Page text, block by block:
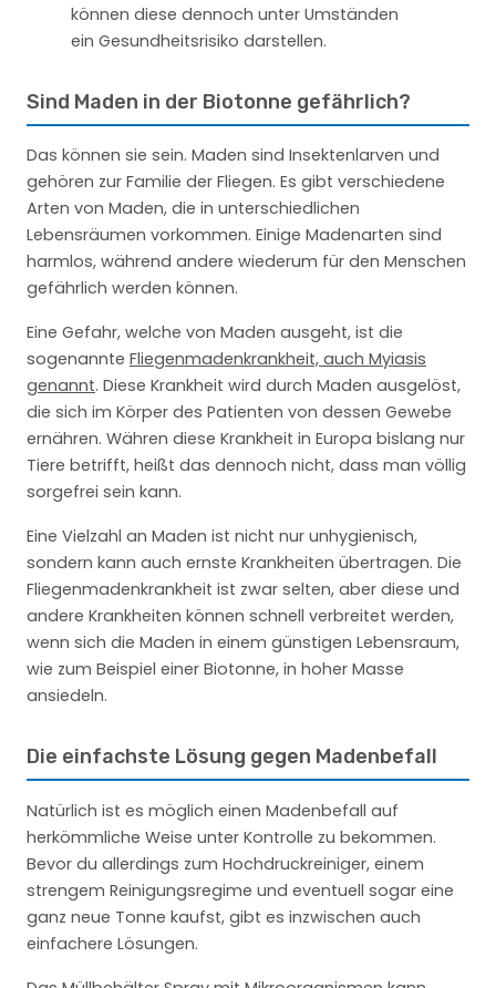
können diese dennoch unter Umständen
ein Gesundheitsrisiko darstellen.
Sind Maden in der Biotonne gefährlich?
Das können sie sein. Maden sind Insektenlarven und
gehören zur Familie der Fliegen. Es gibt verschiedene
Arten von Maden, die in unterschiedlichen
Lebensräumen vorkommen. Einige Madenarten sind
harmlos, während andere wiederum für den Menschen
gefährlich werden können.
Eine Gefahr, welche von Maden ausgeht, ist die
sogenannte Fliegenmadenkrankheit, auch Myiasis
genannt. Diese Krankheit wird durch Maden ausgelöst,
die sich im Körper des Patienten von dessen Gewebe
ernähren. Währen diese Krankheit in Europa bislang nur
Tiere betrifft, heißt das dennoch nicht, dass man völlig
sorgefrei sein kann.
Eine Vielzahl an Maden ist nicht nur unhygienisch,
sondern kann auch ernste Krankheiten übertragen. Die
Fliegenmadenkrankheit ist zwar selten, aber diese und
andere Krankheiten können schnell verbreitet werden,
wenn sich die Maden in einem günstigen Lebensraum,
wie zum Beispiel einer Biotonne, in hoher Masse
ansiedeln.
Die einfachste Lösung gegen Madenbefall
Natürlich ist es möglich einen Madenbefall auf
herkömmliche Weise unter Kontrolle zu bekommen.
Bevor du allerdings zum Hochdruckreiniger, einem
strengem Reinigungsregime und eventuell sogar eine
ganz neue Tonne kaufst, gibt es inzwischen auch
einfachere Lösungen.